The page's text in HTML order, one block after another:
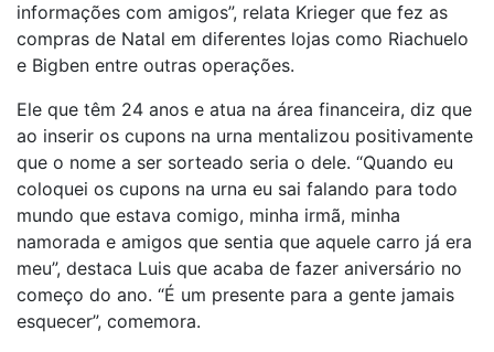
informações com amigos”, relata Krieger que fez as
compras de Natal em diferentes lojas como Riachuelo
e Bigben entre outras operações.
Ele que têm 24 anos e atua na área financeira, diz que
ao inserir os cupons na urna mentalizou positivamente
que o nome a ser sorteado seria o dele. “Quando eu
coloquei os cupons na urna eu sai falando para todo
mundo que estava comigo, minha irmã, minha
namorada e amigos que sentia que aquele carro já era
meu”, destaca Luis que acaba de fazer aniversário no
começo do ano. “É um presente para a gente jamais
esquecer”, comemora.